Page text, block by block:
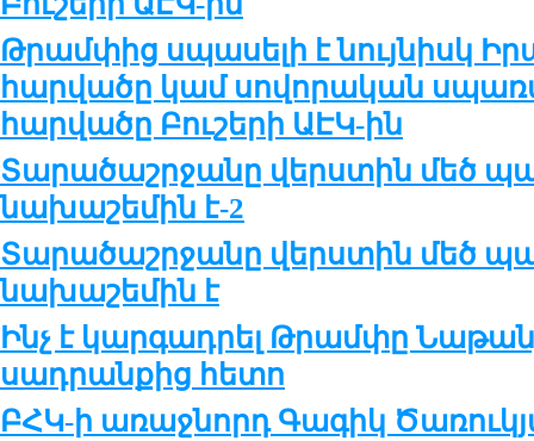
Թրամփից սպասելի է նույնիսկ
հարվածը կամ սովորական
հարվածը Բուշերի ԱԷԿ-ին
Տարածաշրջանը վերստին մեծ
նախաշեմին է-2
Տարածաշրջանը վերստին մեծ
նախաշեմին է
Ինչ է կարգադրել Թրամփը
սադրանքից հետո
ԲՀԿ-ի առաջնորդ Գագիկ